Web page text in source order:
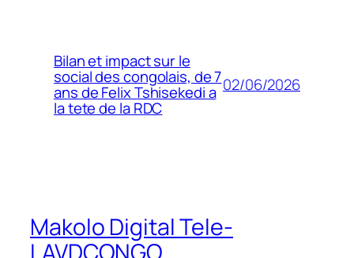
Bilan et impact sur le
social des congolais, de 7
ans de Felix Tshisekedi a
la tete de la RDC
02/06/2026
Makolo Digital Tele-